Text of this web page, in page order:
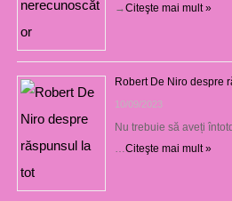
→Citeşte mai mult »
Robert De Niro despre
10/09/2023
Nu trebuie să aveți
Citeşte mai mult »